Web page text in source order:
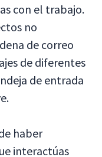
con el trabajo.
no
de correo
de diferentes
de entrada
haber
interactúas